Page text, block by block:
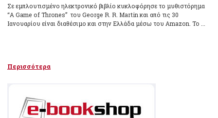
Σε εμπλουτισμένο ηλεκτρονικό βιβλίο κυκλοφόρησε το μυθιστόρημα
“A Game of Thrones” του George R. R. Martin και από τις 30
Ιανουαρίου είναι διαθέσιμο και στην Ελλάδα μέσω του Amazon. Το ...
Περισσότερα